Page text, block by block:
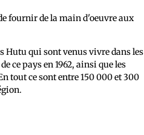
fournir de la main d'oeuvre aux
Hutu qui sont venus vivre dans les
ce pays en 1962, ainsi que les
tout ce sont entre 150 000 et 300